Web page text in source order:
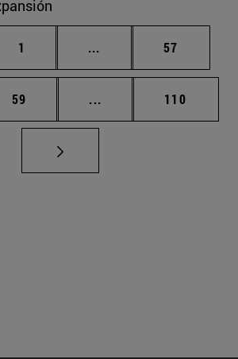
Página
1 ... Páginas intermedias
Página
57
Página
59 ... Páginas intermedias
Página
110